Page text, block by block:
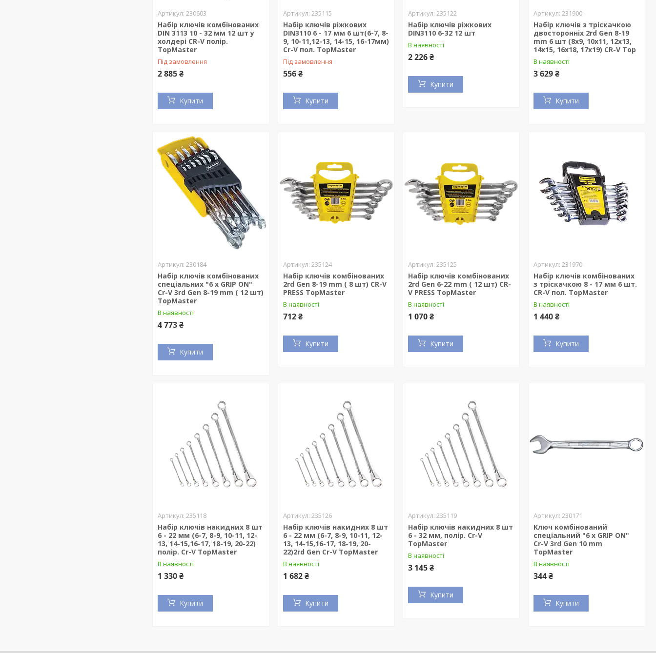
230603
Набір ключів комбінованих
DIN 3113 10 - 32 мм 12 шт у
холдері CR-V полір.
TopMaster
Під замовлення
2 885 ₴
Купити
235115
Набір ключів ріжкових
DIN3110 6 - 17 мм 6 шт(6-7, 8-
9, 10-11,12-13, 14-15, 16-17мм)
Cr-V пол. TopMaster
Під замовлення
556 ₴
Купити
235122
Набір ключів ріжкових
DIN3110 6-32 12 шт
В наявності
2 226 ₴
Купити
231900
Набір ключів з тріскачкою
двосторонніх 2rd Gen 8-19
mm 6 шт (8x9, 10x11, 12x13,
14x15, 16x18, 17x19) CR-V Top
В наявності
3 629 ₴
Купити
230184
Набір ключів комбінованих
спеціальних "6 х GRIP ON"
Cr-V 3rd Gen 8-19 mm ( 12 шт)
TopMaster
В наявності
4 773 ₴
Купити
235124
Набір ключів комбінованих
2rd Gen 8-19 mm ( 8 шт) CR-V
PRESS TopMaster
В наявності
712 ₴
Купити
235125
Набір ключів комбінованих
2rd Gen 6-22 mm ( 12 шт) CR-
V PRESS TopMaster
В наявності
1 070 ₴
Купити
231970
Набір ключів комбінованих
з тріскачкою 8 - 17 мм 6 шт.
CR-V пол. TopMaster
В наявності
1 440 ₴
Купити
235118
Набір ключів накидних 8 шт
6 - 22 мм (6-7, 8-9, 10-11, 12-
13, 14-15,16-17, 18-19, 20-22)
полір. Cr-V TopMaster
В наявності
1 330 ₴
Купити
235126
Набір ключів накидних 8 шт
6 - 22 мм (6-7, 8-9, 10-11, 12-
13, 14-15,16-17, 18-19, 20-
22)2rd Gen Cr-V TopMaster
В наявності
1 682 ₴
Купити
235119
Набір ключів накидних 8 шт
6 - 32 мм, полір. Cr-V
TopMaster
В наявності
3 145 ₴
Купити
230171
Ключ комбінований
спеціальний "6 х GRIP ON"
Cr-V 3rd Gen 10 mm
TopMaster
В наявності
344 ₴
Купити